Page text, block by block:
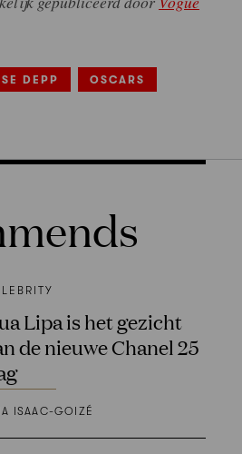
DEPP OSCARS
Lipa is het gezicht
de nieuwe Chanel 25
ISAAC-GOIZÉ